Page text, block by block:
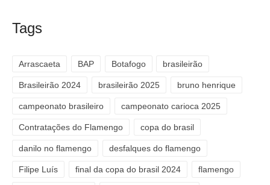
Tags
Arrascaeta BAP Botafogo brasileirão
Brasileirão 2024 brasileirão 2025 bruno henrique
campeonato brasileiro campeonato carioca 2025
Contratações do Flamengo copa do brasil
danilo no flamengo desfalques do flamengo
Filipe Luís final da copa do brasil 2024 flamengo